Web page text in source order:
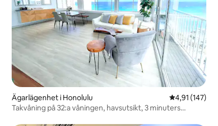
Ägarlägenhet i Honolulu 4,91 av 5 i
4,91 (147)
Takvåning på 32:a våningen, havsutsikt, 3 minuters